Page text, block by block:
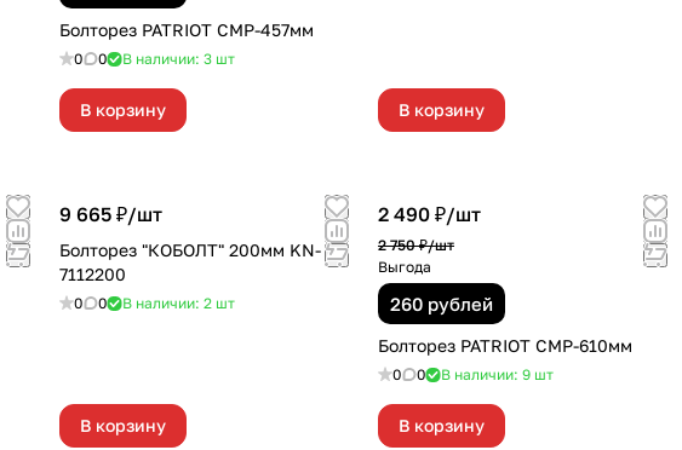
Болторез PATRIOT СМР-457мм
0 0 В наличии: 3 шт
В корзину В корзину
9 665 ₽/шт
Болторез "КОБОЛТ" 200мм KN-
7112200
0 0 В наличии: 2 шт
В корзину
2 490 ₽/шт
2 750 ₽/шт
Выгода
260 рублей
Болторез PATRIOT СМР-610мм
0 0 В наличии: 9 шт
В корзину